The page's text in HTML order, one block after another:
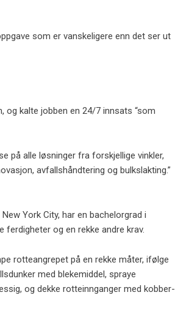
som er vanskeligere enn det ser ut
og kalte jobben en 24/7 innsats “som
på alle løsninger fra forskjellige vinkler,
avfallshåndtering og bulkslakting.”
York City, har en bachelorgrad i
og en rekke andre krav.
rotteangrepet på en rekke måter, ifølge
med blekemiddel, spraye
og dekke rotteinnganger med kobber-